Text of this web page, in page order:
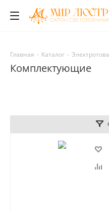
Главная - Каталог -
Комплектующие